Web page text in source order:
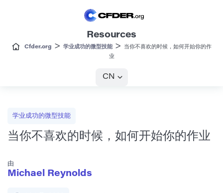
Resources
Cfder.org > 学业成功的微型技能>
当你不喜欢的时候，如何开始你的作
业
CN
学业成功的微型技能
当你不喜欢的时候，如何开始你的作业
由
Michael Reynolds